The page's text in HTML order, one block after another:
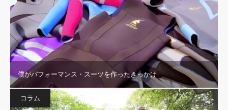
僕がパフォーマンス・スーツを作ったきっかけ
コラム